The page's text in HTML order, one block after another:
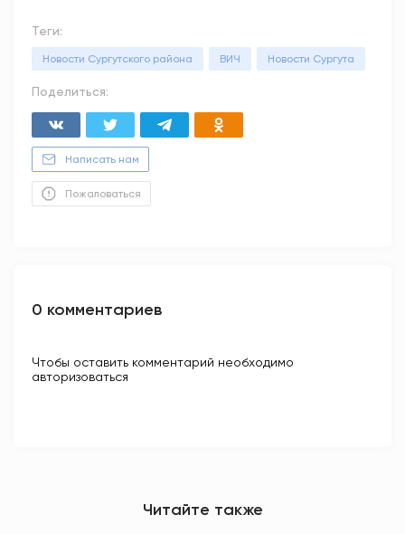
Теги:
Новости Сургутского района ВИЧ Новости Сургута
Поделиться:
Написать нам
Пожаловаться
0 комментариев
Чтобы оставить комментарий необходимо
авторизоваться
Читайте также